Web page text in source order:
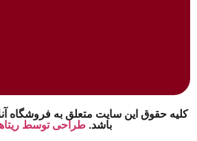
کلیه حقوق این سایت متعلق به فروشگاه
باشد.طراحی توسط